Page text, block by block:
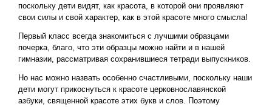
поскольку дети видят, как красота, в которой они проявляют
свои силы и свой характер, как в этой красоте много смысла!
Первый класс всегда знакомиться с лучшими образцами
почерка, благо, что эти образцы можно найти и в нашей
гимназии, рассматривая сохранившиеся тетради выпускников.
Но нас можно назвать особенно счастливыми, поскольку наши
дети могут прикоснуться к красоте церковнославянской
азбуки, священной красоте этих букв и слов. Поэтому